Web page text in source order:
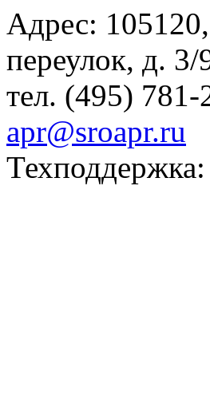
Адрес:
переулок, д. 3/
тел. (495)
apr@sroapr.ru
Техподдержка: